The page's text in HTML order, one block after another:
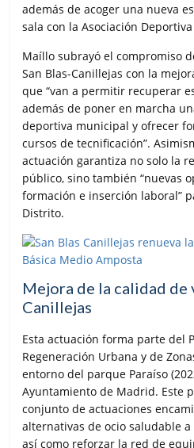
además de acoger una nueva
sala con la Asociación Deportiva
Maíllo subrayó el compromiso
San Blas-Canillejas con la
que “van a permitir recuperar
además de poner en marcha
deportiva municipal y ofrecer
cursos de tecnificación”.
actuación garantiza no solo la
público, sino también “nuevas
formación e inserción laboral”
Distrito.
Mejora de la calidad de
Canillejas
Esta actuación forma parte del
Regeneración Urbana y de
entorno del parque Paraíso
Ayuntamiento de Madrid. Este
conjunto de actuaciones
alternativas de ocio saludable
así como reforzar la red de